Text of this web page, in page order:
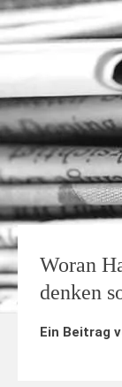
Woran
denken
Ein Beitrag